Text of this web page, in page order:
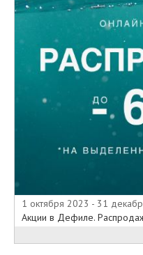
1 октября 2023 - 31
Акции в Дефиле.